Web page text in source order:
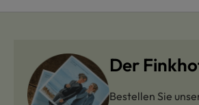
Der
Bestellen Sie